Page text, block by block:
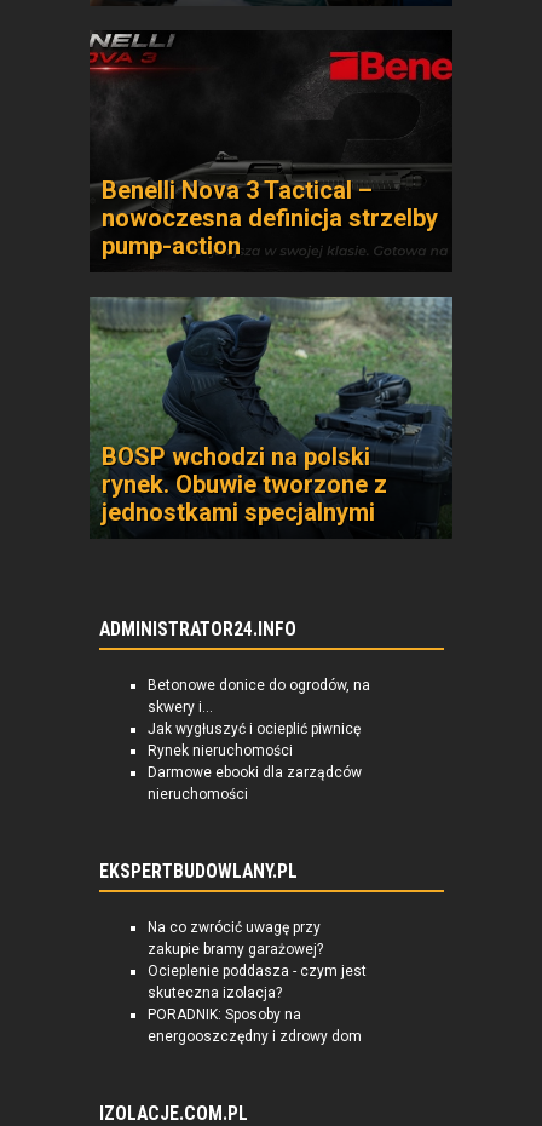
Benelli Nova 3 Tactical –
nowoczesna definicja strzelby
pump-action
BOSP wchodzi na polski
rynek. Obuwie tworzone z
jednostkami specjalnymi
ADMINISTRATOR24.INFO
Betonowe donice do ogrodów, na
skwery i...
Jak wygłuszyć i ocieplić piwnicę
Rynek nieruchomości
Darmowe ebooki dla zarządców
nieruchomości
EKSPERTBUDOWLANY.PL
Na co zwrócić uwagę przy
zakupie bramy garażowej?
Ocieplenie poddasza - czym jest
skuteczna izolacja?
PORADNIK: Sposoby na
energooszczędny i zdrowy dom
IZOLACJE.COM.PL